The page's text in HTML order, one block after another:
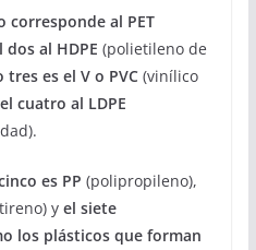
corresponde al PET
dos al HDPE (polietileno de
tres es el V o PVC(vinílico
cuatro al LDPE
es PP (polipropileno),
y el siete
los plásticos que forman